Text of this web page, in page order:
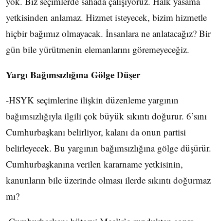
yetkisinden anlamaz. Hizmet isteyecek, bizim hizmetle
hiçbir bağımız olmayacak. İnsanlara ne anlatacağız? Bir
gün bile yürütmenin elemanlarını göremeyeceğiz.
Yargı Bağımsızlığına Gölge Düşer
-HSYK seçimlerine ilişkin düzenleme yargının
bağımsızlığıyla ilgili çok büyük sıkıntı doğurur. 6’sını
Cumhurbaşkanı belirliyor, kalanı da onun partisi
belirleyecek. Bu yargının bağımsızlığına gölge düşürür.
Cumhurbaşkanına verilen kararname yetkisinin,
kanunların bile üzerinde olması ilerde sıkıntı doğurmaz
mı?